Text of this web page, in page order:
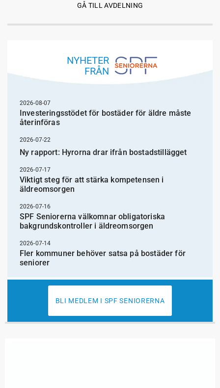
GÅ TILL AVDELNING
NYHETER
FRÅN
2026-08-07
Investeringsstödet för bostäder för äldre måste
återinföras
2026-07-22
Ny rapport: Hyrorna drar ifrån bostadstillägget
2026-07-17
Viktigt steg för att stärka kompetensen i
äldreomsorgen
2026-07-16
SPF Seniorerna välkomnar obligatoriska
bakgrundskontroller i äldreomsorgen
2026-07-14
Fler kommuner behöver satsa på bostäder för
seniorer
BLI MEDLEM I SPF SENIORERNA